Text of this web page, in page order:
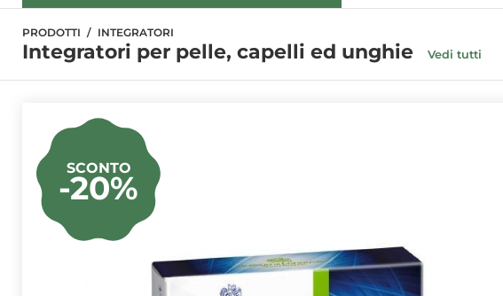
PRODOTTI INTEGRATORI
Integratori per pelle, capelli ed unghie Vedi tutti
SCONTO
-20%